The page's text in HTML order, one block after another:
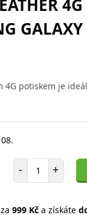
GALAXY
4G potiskem je
- Počet položek
+
999 Kča získáte